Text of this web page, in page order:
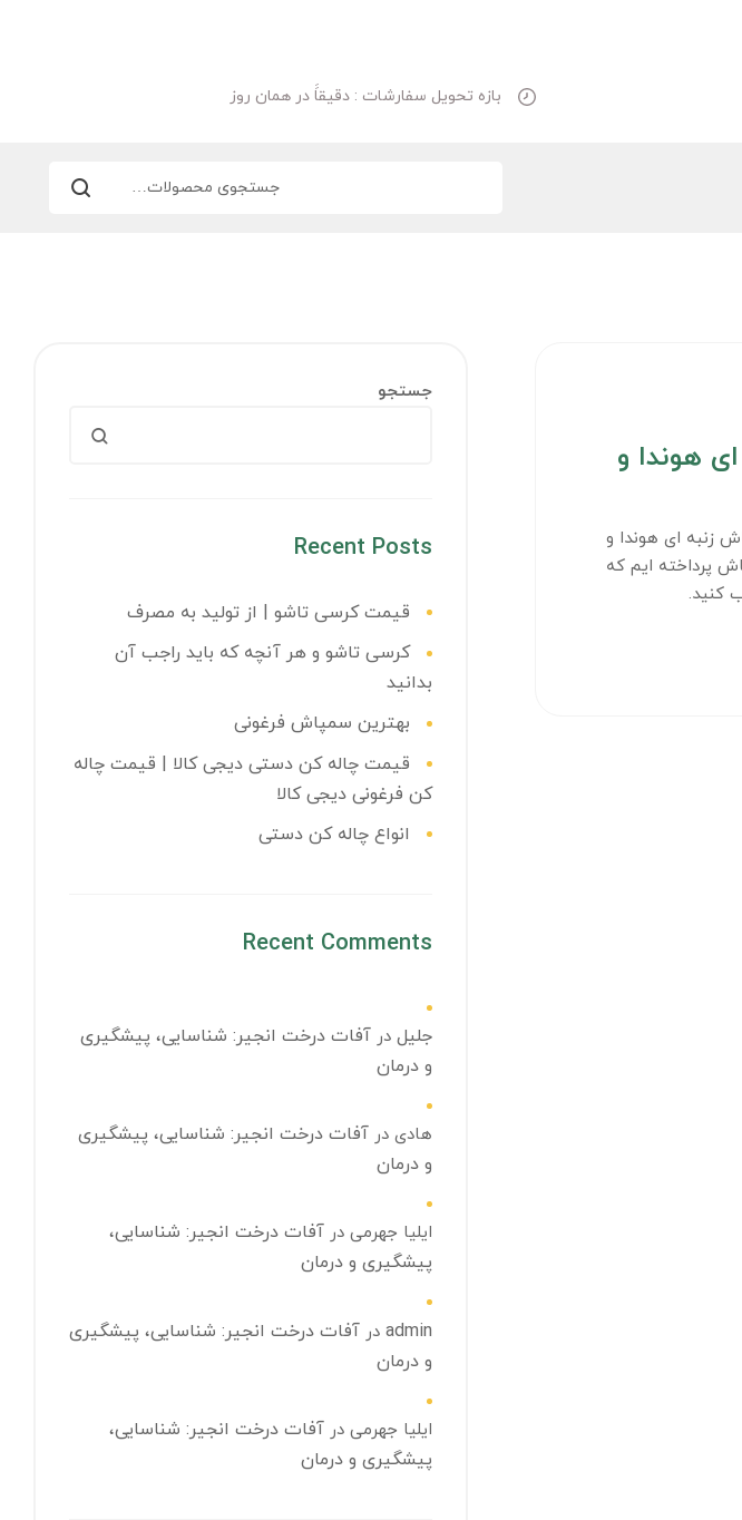
بازه تحویل سفارشات : دقیقاََ در همان روز
هوندا و
زنبه ای هوندا و
پرداخته ایم که
کنید.
جستجو
Recent Posts
قیمت کرسی تاشو | از تولید به مصرف
کرسی تاشو و هر آنچه که باید راجب آن
بدانید
بهترین سمپاش فرغونی
قیمت چاله کن دستی دیجی کالا | قیمت چاله
کن فرغونی دیجی کالا
انواع چاله کن دستی
Recent Comments
جلیل در آفات درخت انجیر: شناسایی، پیشگیری
و درمان
هادی در آفات درخت انجیر: شناسایی، پیشگیری
و درمان
ایلیا جهرمی در آفات درخت انجیر: شناسایی،
پیشگیری و درمان
admin در آفات درخت انجیر: شناسایی، پیشگیری
و درمان
ایلیا جهرمی در آفات درخت انجیر: شناسایی،
پیشگیری و درمان